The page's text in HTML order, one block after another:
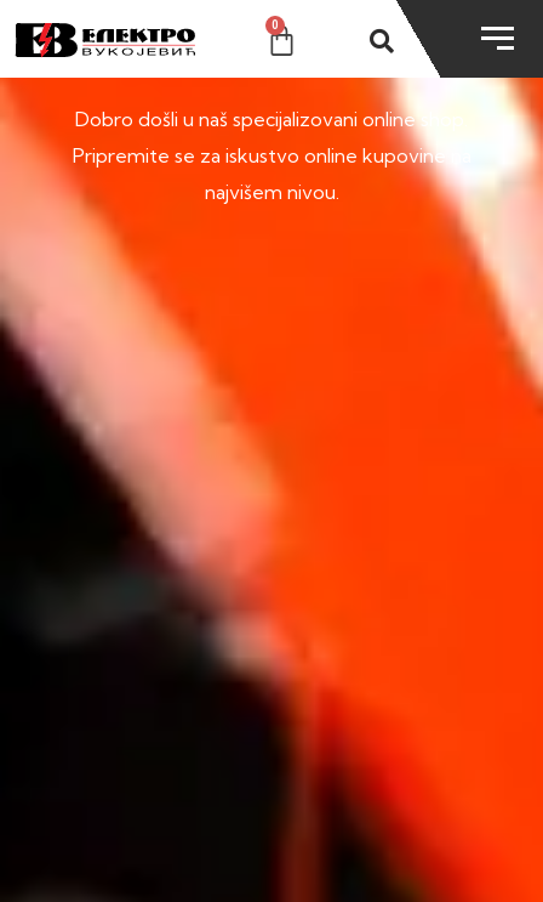
0
SHOP
Dobro došli u naš specijalizovani online shop.
Pripremite se za iskustvo online kupovine na
najvišem nivou.